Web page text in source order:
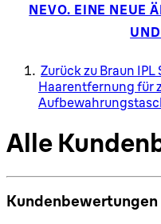
NEVO. EINE NEUE
Zurück zu Braun IPL
Haarentfernung für
Alle
Kundenbewertungen